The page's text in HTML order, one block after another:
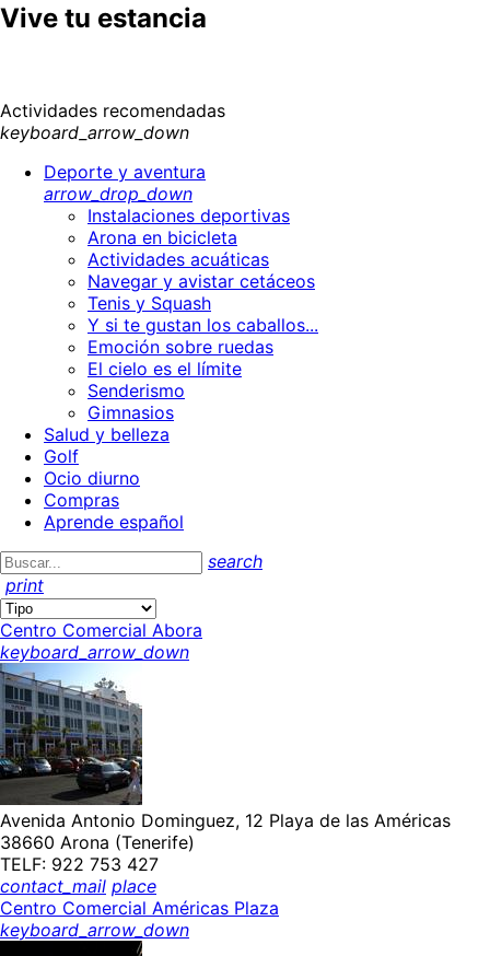
Vive tu estancia
Actividades recomendadas
keyboard_arrow_down
Deporte y aventura
arrow_drop_down
Instalaciones deportivas
Arona en bicicleta
Actividades acuáticas
Navegar y avistar cetáceos
Tenis y Squash
Y si te gustan los caballos...
Emoción sobre ruedas
El cielo es el límite
Senderismo
Gimnasios
Salud y belleza
Golf
Ocio diurno
Compras
Aprende español
search
print
Centro Comercial Abora
keyboard_arrow_down
Avenida Antonio Dominguez, 12 Playa de las Américas
38660 Arona (Tenerife)
TELF: 922 753 427
contact_mail place
Centro Comercial Américas Plaza
keyboard_arrow_down